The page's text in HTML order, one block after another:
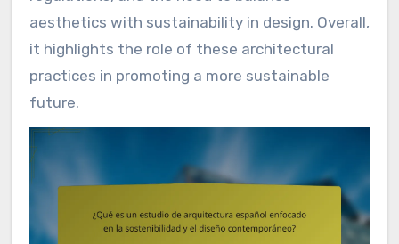
aesthetics with sustainability in design. Overall,
it highlights the role of these architectural
practices in promoting a more sustainable
future.